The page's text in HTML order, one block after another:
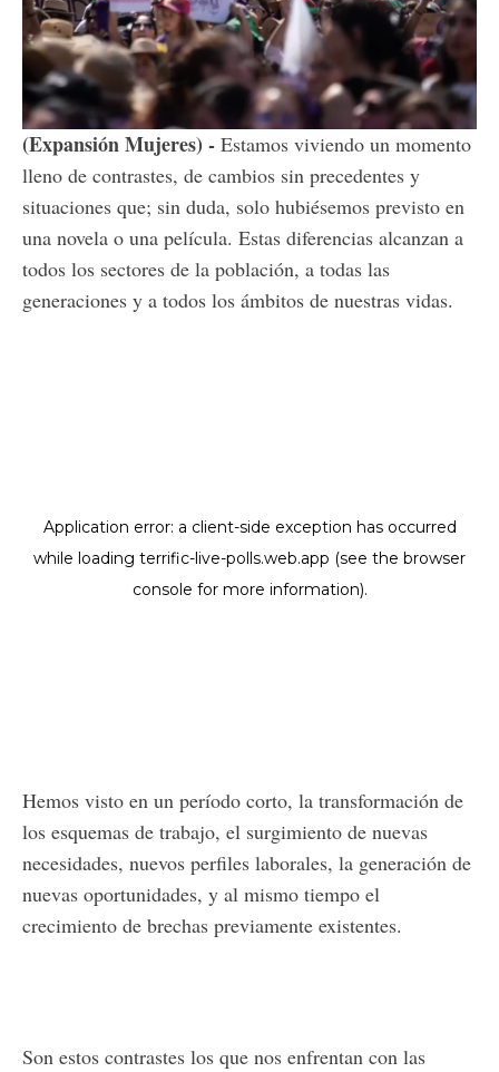
Unmute Loaded
9.88%
(Expansión Mujeres) - Estamos viviendo un momento
lleno de contrastes, de cambios sin precedentes y
situaciones que; sin duda, solo hubiésemos previsto en
una novela o una película. Estas diferencias alcanzan a
todos los sectores de la población, a todas las
generaciones y a todos los ámbitos de nuestras vidas.
Hemos visto en un período corto, la transformación de
los esquemas de trabajo, el surgimiento de nuevas
necesidades, nuevos perfiles laborales, la generación de
nuevas oportunidades, y al mismo tiempo el
crecimiento de brechas previamente existentes.
Son estos contrastes los que nos enfrentan con las